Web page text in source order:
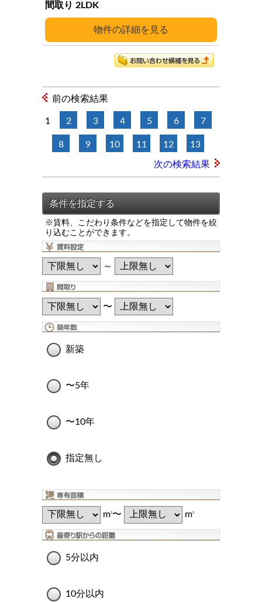
※賃料、こだわり条件などを指定して物件を絞
り込むことができます。
～
〜
新築
〜5年
〜10年
指定無し
m2〜 m2
5分以内
10分以内
詳細
2LDK
前の検索結果
1 2 3 4 5 6 7
8 9 10 11 12 13
次の検索結果